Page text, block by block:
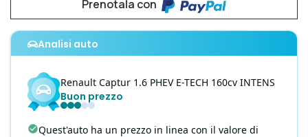
Prenotala con
Analisi auto
Renault Captur 1.6 PHEV E-TECH 160cv INTENS
Buon prezzo
Quest'auto ha un prezzo in linea con il valore di